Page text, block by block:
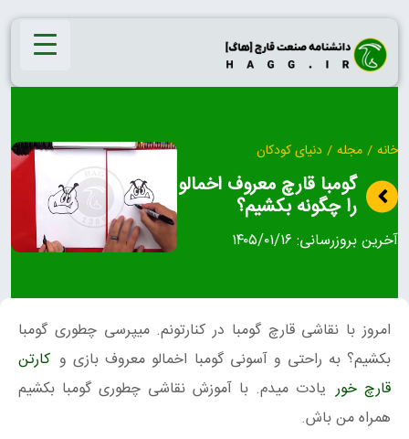
Skip
content
خانه / مجله / دنیای کودکان
گومبا قارچ معروف اخمالو
را چگونه بکشیم؟
آخرین بروزرسانی: ۱۴۰۵/۰۱/۱۶
امروز با نقاشی قارچ گومبا در کنارتونم. میپرسی چطوری گومبا
بکشیم؟ به راحتی و آسونی گومبا اخمالو معروف بازی و کارتن
قارچ خور یادت میدم. با آموزش نقاشی چطوری گومبا بکشیم
همراه من باش.